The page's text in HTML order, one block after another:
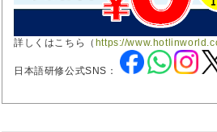
詳しくはこちら（ https://
日本語研修公式SNS：